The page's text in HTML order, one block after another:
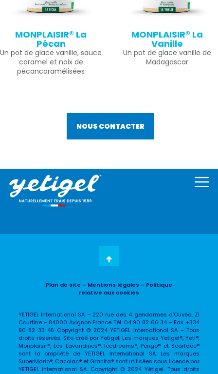
MONPLAISIR® La
Pécan
Un pot de glace vanille, sauce
caramel et noix de
pécancaramélisées
MONPLAISIR® La
Vanille
Un pot de glace vanille de
Madagascar
NOUS CONTACTER
Plan de site – Mentions légales – Politique
relative aux cookies
YETIGEL International SA – 220 rue des 4 gendarmes d’Ouvéa, ZI
Courtine – 84000 Avignon France Tél. 04 90 82 66 34 – Fax. +334
90 82 33 45 Copyright © 2024 YETIGEL International SA – Tous
droits réservés. Site créé par Yetigel. Les marques Yetigel®, Yeti®,
Monplaisir®, Les Lavandines®, Icedreams®, Pengo® et Scarface®
sont la propriété de YETIGEL International SA. Les marques
SuperMario®, Cacolac® et Granita® sont utilisées sous licence par
YETIGEL International SA. Copyright © 2024 Yétigel. Tous droits